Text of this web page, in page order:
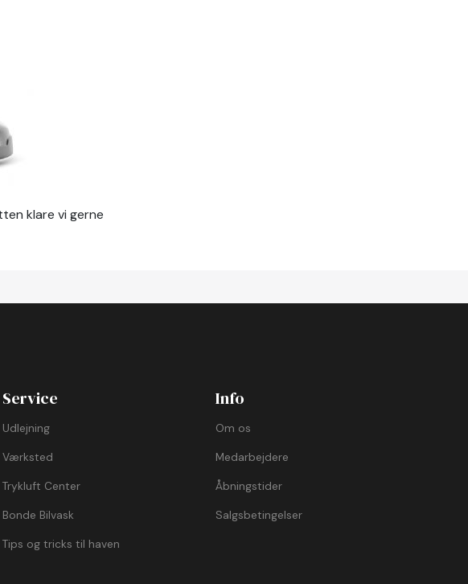
klare vi gerne
Service
Udlejning
Værksted
Trykluft Center
Bonde Bilvask
Tips og tricks til haven
Info
Om os
Medarbejdere
Åbningstider
Salgsbetingelser